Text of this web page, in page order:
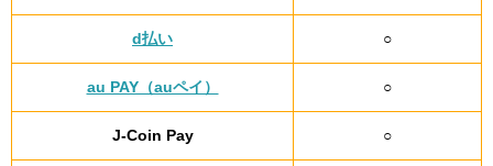
d払い ○
au PAY（auペイ） ○
J-Coin Pay ○